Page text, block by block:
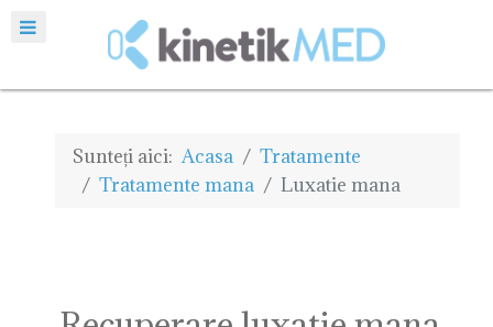
Sunteți aici: Acasa
Tratamente
Tratamente mana
Luxatie mana